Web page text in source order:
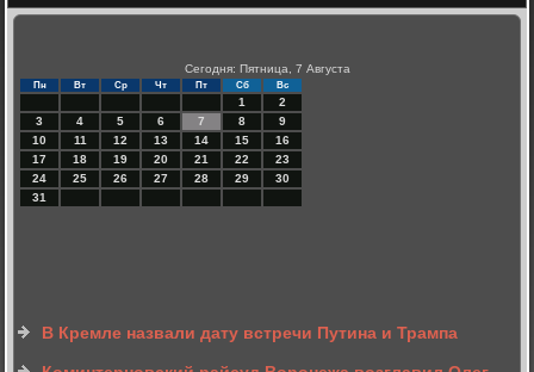
Сегодня: Пятница, 7 Августа
Пн Вт Ср Чт Пт Сб Вс
1
2
3
4 5 6 7 8
9
10
11 12 13 14 15
16
17
18 19 20 21 22
23
24
25 26 27 28 29
30
31
В Кремле назвали дату встречи Путина и Трампа